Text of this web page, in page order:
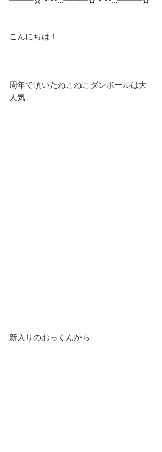
こんにちは！
周年で頂いたねこねこダンボールは大
人気
新入りのおっくんから